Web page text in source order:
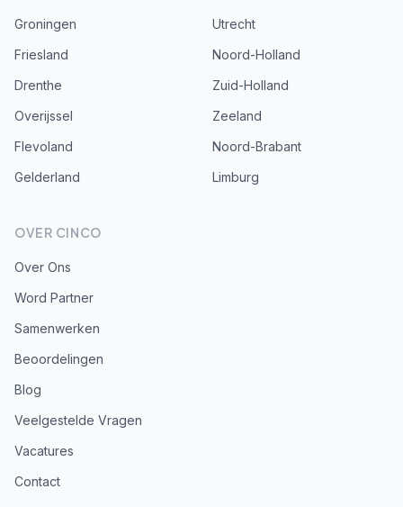
Groningen
Friesland
Drenthe
Overijssel
Flevoland
Gelderland
Utrecht
Noord-Holland
Zuid-Holland
Zeeland
Noord-Brabant
Limburg
OVER CINCO
Over Ons
Word Partner
Samenwerken
Beoordelingen
Blog
Veelgestelde Vragen
Vacatures
Contact